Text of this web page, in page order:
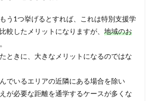
う1つ挙げるとすれば、これは特別支援学
較したメリットになりますが、 地域のお
ときに、大きなメリットになるのではな
でいるエリアの近隣にある場合を除い
が必要な距離を通学するケースが多くな